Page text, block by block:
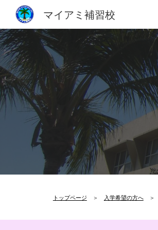
マイアミ補習校
トップページ ＞ 入学希望の方へ＞